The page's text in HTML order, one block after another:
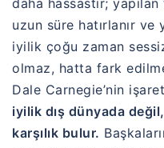
daha hassastır;
uzun süre hatırlanır ve
iyilik çoğu zaman
olmaz, hatta fark
Dale Carnegie’nin
iyilik dış dünyada
karşılık bulur.